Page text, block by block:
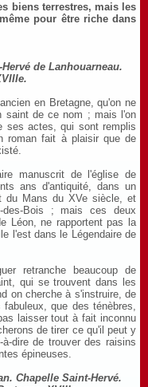
biens terrestres, mais les
pour être riche dans
de Lanhouarneau.
en Bretagne, qu'on ne
saint de ce nom ; mais l'on
ses actes, qui sont remplis
roman fait à plaisir que de
manuscrit de l'église de
ans d'antiquité, dans un
du Mans du XVe siècle, et
des-Bois ; mais ces deux
Léon, ne rapportent pas la
l'est dans le Légendaire de
retranche beaucoup de
qui se trouvent dans les
on cherche à s'instruire, de
que des ténèbres,
laisser tout à fait inconnu
de tirer ce qu'il peut y
dire de trouver des raisins
épineuses.
. Chapelle Saint-Hervé.